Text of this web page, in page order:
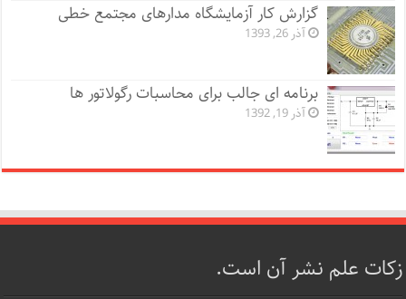
گزارش کار آزمایشگاه مدارهای مجتمع خطی
آذر 26, 1393
برنامه ای جالب برای محاسبات رگولاتور ها
آذر 19, 1392
زکات علم نشر آن است.